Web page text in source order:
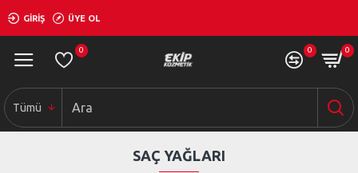
GIRIŞ ÜYE OL
0 0 0
Tümü
SAÇ YAĞLARI